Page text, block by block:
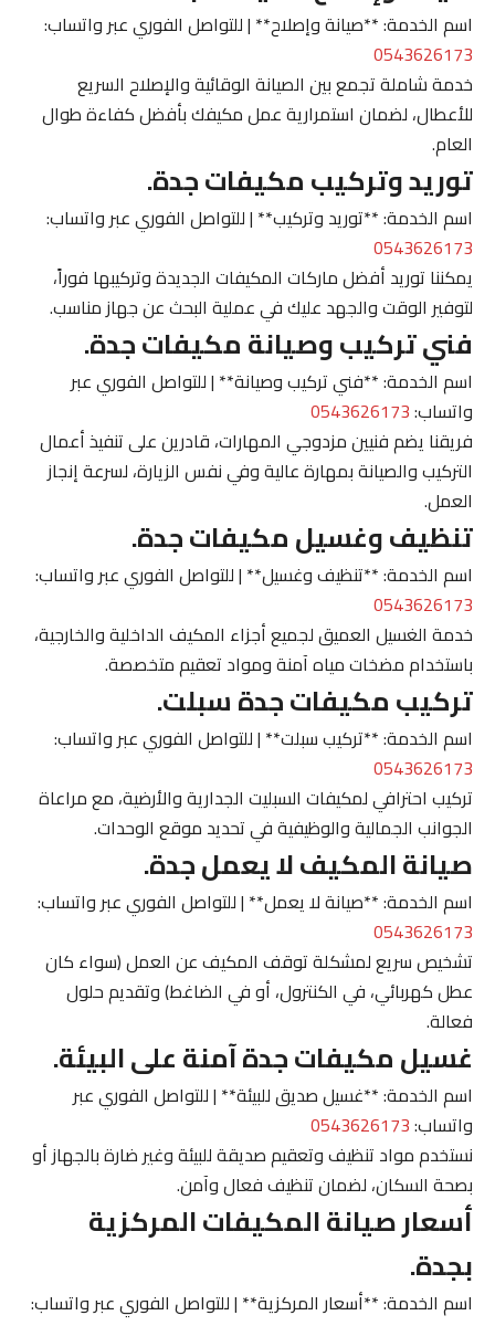
اسم الخدمة: **صيانة وإصلاح** | للتواصل الفوري عبر واتساب:
0543626173
خدمة شاملة تجمع بين الصيانة الوقائية والإصلاح السريع
للأعطال، لضمان استمرارية عمل مكيفك بأفضل كفاءة طوال
العام.
توريد وتركيب مكيفات جدة.
اسم الخدمة: **توريد وتركيب** | للتواصل الفوري عبر واتساب:
0543626173
يمكننا توريد أفضل ماركات المكيفات الجديدة وتركيبها فوراً،
لتوفير الوقت والجهد عليك في عملية البحث عن جهاز مناسب.
فني تركيب وصيانة مكيفات جدة.
اسم الخدمة: **فني تركيب وصيانة** | للتواصل الفوري عبر
واتساب:0543626173
فريقنا يضم فنيين مزدوجي المهارات، قادرين على تنفيذ أعمال
التركيب والصيانة بمهارة عالية وفي نفس الزيارة، لسرعة إنجاز
العمل.
تنظيف وغسيل مكيفات جدة.
اسم الخدمة: **تنظيف وغسيل** | للتواصل الفوري عبر واتساب:
0543626173
خدمة الغسيل العميق لجميع أجزاء المكيف الداخلية والخارجية،
باستخدام مضخات مياه آمنة ومواد تعقيم متخصصة.
تركيب مكيفات جدة سبلت.
اسم الخدمة: **تركيب سبلت** | للتواصل الفوري عبر واتساب:
0543626173
تركيب احترافي لمكيفات السبليت الجدارية والأرضية، مع مراعاة
الجوانب الجمالية والوظيفية في تحديد موقع الوحدات.
صيانة المكيف لا يعمل جدة.
اسم الخدمة: **صيانة لا يعمل** | للتواصل الفوري عبر واتساب:
0543626173
تشخيص سريع لمشكلة توقف المكيف عن العمل (سواء كان
عطل كهربائي، في الكنترول، أو في الضاغط) وتقديم حلول
فعالة.
غسيل مكيفات جدة آمنة على البيئة.
اسم الخدمة: **غسيل صديق للبيئة** | للتواصل الفوري عبر
واتساب:0543626173
نستخدم مواد تنظيف وتعقيم صديقة للبيئة وغير ضارة بالجهاز أو
بصحة السكان، لضمان تنظيف فعال وآمن.
أسعار صيانة المكيفات المركزية
بجدة.
اسم الخدمة: **أسعار المركزية** | للتواصل الفوري عبر واتساب: